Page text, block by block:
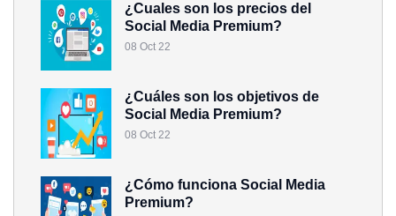
¿Cuales son los precios del
Social Media Premium?
08 Oct 22
¿Cuáles son los objetivos de
Social Media Premium?
08 Oct 22
¿Cómo funciona Social Media
Premium?